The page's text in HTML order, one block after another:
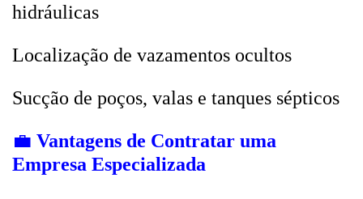
hidráulicas
Localização de vazamentos ocultos
Sucção de poços, valas e tanques sépticos
💼 Vantagens de Contratar uma
Empresa Especializada